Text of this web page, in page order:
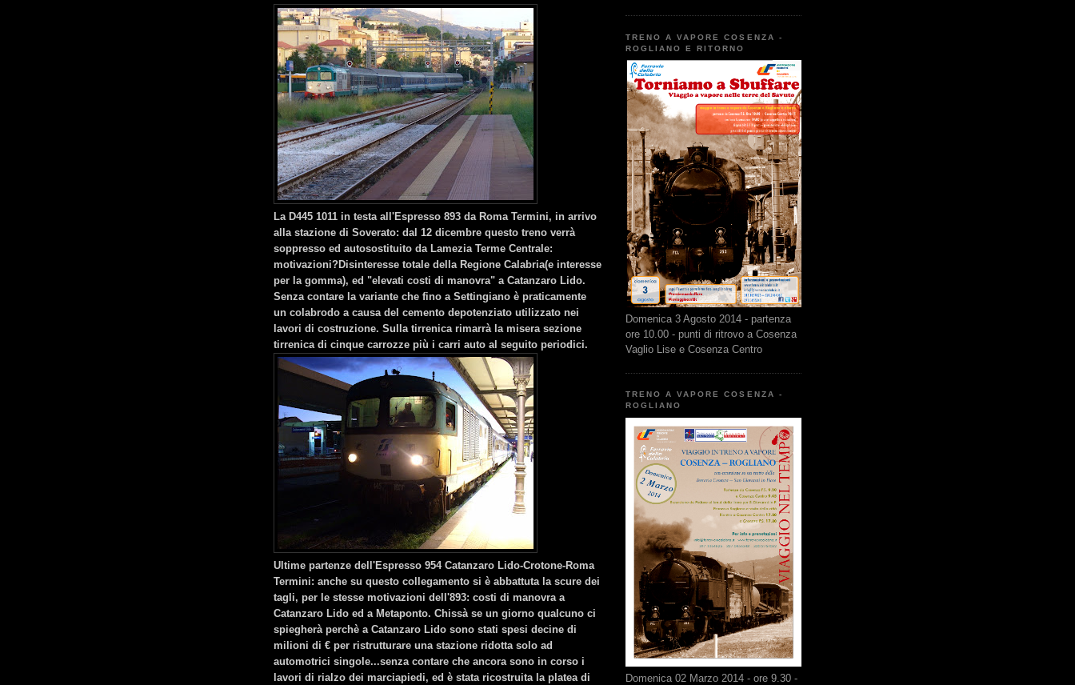
La D445 1011 in testa all'Espresso 893 da Roma Termini, in arrivo
alla stazione di Soverato: dal 12 dicembre questo treno verrà
soppresso ed autosostituito da Lamezia Terme Centrale:
motivazioni?Disinteresse totale della Regione Calabria(e interesse
per la gomma), ed "elevati costi di manovra" a Catanzaro Lido.
Senza contare la variante che fino a Settingiano è praticamente
un colabrodo a causa del cemento depotenziato utilizzato nei
lavori di costruzione. Sulla tirrenica rimarrà la misera sezione
tirrenica di cinque carrozze più i carri auto al seguito periodici.
Ultime partenze dell'Espresso 954 Catanzaro Lido-Crotone-Roma
Termini: anche su questo collegamento si è abbattuta la scure dei
tagli, per le stesse motivazioni dell'893: costi di manovra a
Catanzaro Lido ed a Metaponto. Chissà se un giorno qualcuno ci
spiegherà perchè a Catanzaro Lido sono stati spesi decine di
milioni di € per ristrutturare una stazione ridotta solo ad
automotrici singole...senza contare che ancora sono in corso i
lavori di rialzo dei marciapiedi, ed è stata ricostruita la platea di
TRENO A VAPORE COSENZA -
ROGLIANO E RITORNO
Domenica 3 Agosto 2014 - partenza
ore 10.00 - punti di ritrovo a Cosenza
Vaglio Lise e Cosenza Centro
TRENO A VAPORE COSENZA -
ROGLIANO
Domenica 02 Marzo 2014 - ore 9.30 -